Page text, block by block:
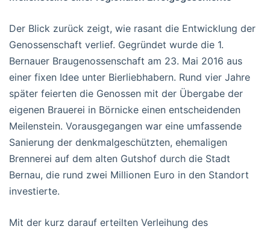
Der Blick zurück zeigt, wie rasant die Entwicklung der
Genossenschaft verlief. Gegründet wurde die 1.
Bernauer Braugenossenschaft am 23. Mai 2016 aus
einer fixen Idee unter Bierliebhabern. Rund vier Jahre
später feierten die Genossen mit der Übergabe der
eigenen Brauerei in Börnicke einen entscheidenden
Meilenstein. Vorausgegangen war eine umfassende
Sanierung der denkmalgeschützten, ehemaligen
Brennerei auf dem alten Gutshof durch die Stadt
Bernau, die rund zwei Millionen Euro in den Standort
investierte.
Mit der kurz darauf erteilten Verleihung des